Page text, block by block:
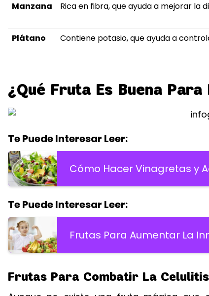
Manzana
Rica en fibra, que ayuda a mejorar la
Plátano
Contiene potasio, que ayuda a
¿Qué Fruta Es Buena
Te Puede Interesar Leer:
Cómo Hacer Vinagretas y
Te Puede Interesar Leer:
Frutas Para Aumentar La
Frutas Para Combatir La Celulitis